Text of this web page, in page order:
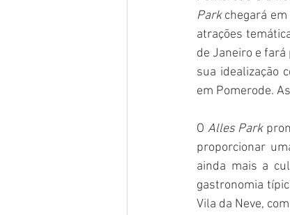
Park chegará em
atrações
de Janeiro e
sua idealização
em Pomerode.
O Alles Park
proporcionar
ainda mais a
gastronomia
Vila da Neve,